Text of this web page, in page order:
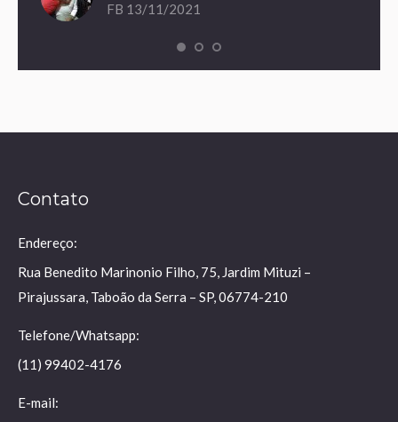
FB 13/11/2021
Contato
Endereço:
Rua Benedito Marinonio Filho, 75, Jardim Mituzi –
Pirajussara, Taboão da Serra – SP, 06774-210
Telefone/Whatsapp:
(11) 99402-4176
E-mail: